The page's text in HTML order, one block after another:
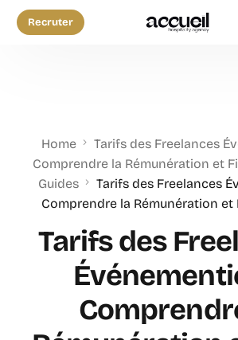
Recruter
Home
Tarifs des Freelances
Comprendre la Rémunération et
Guides
Tarifs des Freelances
Comprendre la Rémunération et
Tarifs des